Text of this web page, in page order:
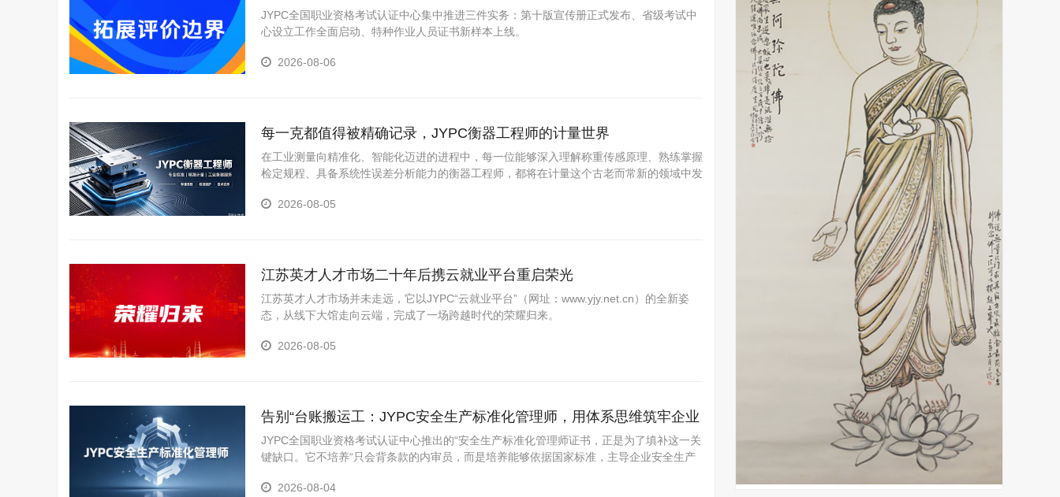
JYPC全国职业资格考试认证中心集中推进三件实务：第十版宣传册正式发布、省级考试中
心设立工作全面启动、特种作业人员证书新样本上线。
2026-08-06
每一克都值得被精确记录，JYPC衡器工程师的计量世界
在工业测量向精准化、智能化迈进的进程中，每一位能够深入理解称重传感原理、熟练掌握
检定规程、具备系统性误差分析能力的衡器工程师，都将在计量这个古老而常新的领域中发
能力的可行路径之一。
2026-08-05
江苏英才人才市场二十年后携云就业平台重启荣光
江苏英才人才市场并未走远，它以JYPC“云就业平台”（网址：www.yjy.net.cn）的全新姿
态，从线下大馆走向云端，完成了一场跨越时代的荣耀归来。
2026-08-05
告别“台账搬运工：JYPC安全生产标准化管理师，用体系思维筑牢企业
合规的坚实底座
JYPC全国职业资格考试认证中心推出的“安全生产标准化管理师证书，正是为了填补这一关
键缺口。它不培养“只会背条款的内审员，而是培养能够依据国家标准，主导企业安全生产
策划、文件编制、教育培训、运行指导、
2026-08-04